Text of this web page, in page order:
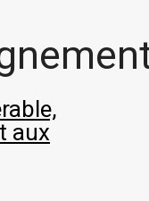
aux